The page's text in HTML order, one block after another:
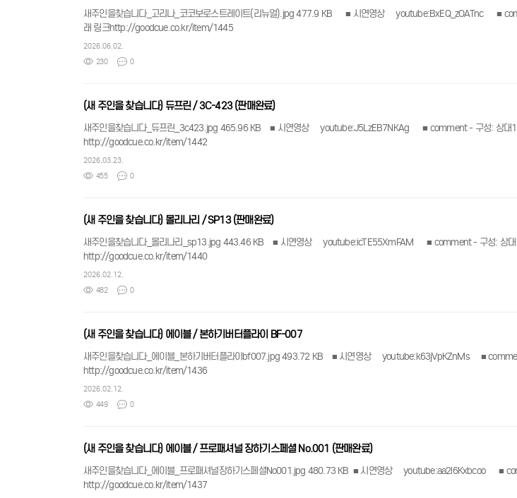
새주인을찾습니다_고리나_코코보로스트레이트(리뉴얼).jpg 477.9 KB ■ 시연영상 youtube:BxEQ_zOATnc ■ comment ​- 구성: 상대1, 하대1, 익스텐션- 판매가, 무게, 길이 등 상세정보는 아
래 링크http://goodcue.co.kr/item/1445
2026.06.02.
230
0
(새 주인을 찾습니다) 듀프린 / 3C-423 (판매완료)
새주인을찾습니다_듀프린_3c423.jpg 465.96 KB ■ 시연영상 youtube:J5LzEB7NKAg ■ comment ​- 구성: 상대1, 하대1- 판매가, 무게, 길이 등 상세정보는 아래 링크
http://goodcue.co.kr/item/1442
2026.03.23.
455
0
(새 주인을 찾습니다) 몰리나리 / SP13 (판매완료)
새주인을찾습니다_몰리나리_sp13.jpg 443.46 KB ■ 시연영상 youtube:icTE55XmFAM ■ comment ​- 구성: 상대1, 하대1, 큐가방- 판매가, 무게, 길이 등 상세정보는 아래 링크
http://goodcue.co.kr/item/1440
2026.02.12.
482
0
(새 주인을 찾습니다) 에이블 / 본하기버터플라이 BF-007
새주인을찾습니다_에이블_본하기버터플라이bf007.jpg 493.72 KB ■ 시연영상 youtube:k63jVpKZnMs ■ comment ​- 구성: 상대1, 하대1- 판매가, 무게, 길이 등 상세정보는 아래 링크
http://goodcue.co.kr/item/1436
2026.02.12.
449
0
(새 주인을 찾습니다) 에이블 / 프로패셔널 장하기스페셜 No.001 (판매완료)
새주인을찾습니다_에이블_프로패셔널장하기스페셜No001.jpg 480.73 KB ■ 시연영상 youtube:aa2l6Kxbcoo ■ comment ​- 구성: 상대1, 하대1- 판매가, 무게, 길이 등 상세정보는 아래 링크
http://goodcue.co.kr/item/1437